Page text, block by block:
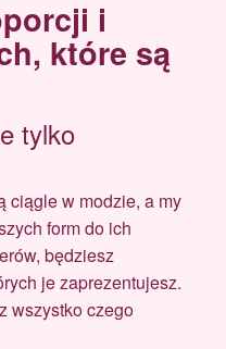
i
które są
tylko
ciągle w modzie, a my
form do ich
będziesz
je zaprezentujesz.
wszystko czego